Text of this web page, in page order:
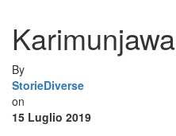
Karimunjawa
By
StorieDiverse
on
15 Luglio 2019